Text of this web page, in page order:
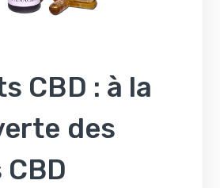
CBD : à la
des